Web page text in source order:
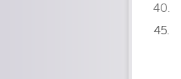
40
45